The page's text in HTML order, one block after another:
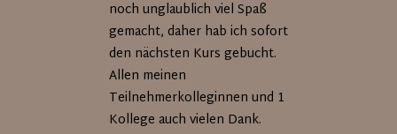
noch unglaublich viel Spaß
gemacht, daher hab ich sofort
den nächsten Kurs gebucht.
Allen meinen
Teilnehmerkolleginnen und 1
Kollege auch vielen Dank.